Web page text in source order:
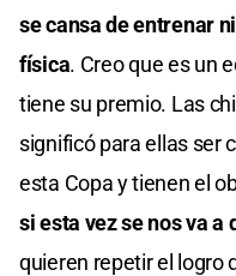
se cansa de entrenar
física. Creo que es un
tiene su premio. Las
significó para ellas ser
esta Copa y tienen el
si esta vez se nos va a
quieren repetir el logro